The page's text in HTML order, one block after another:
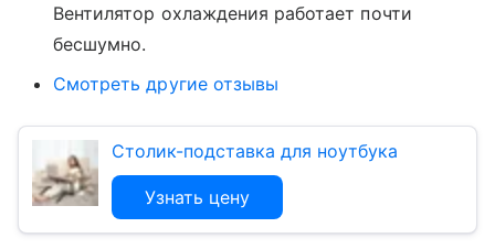
Вентилятор охлаждения работает почти
бесшумно.
Смотреть другие отзывы
Столик-подставка для ноутбука
Узнать цену